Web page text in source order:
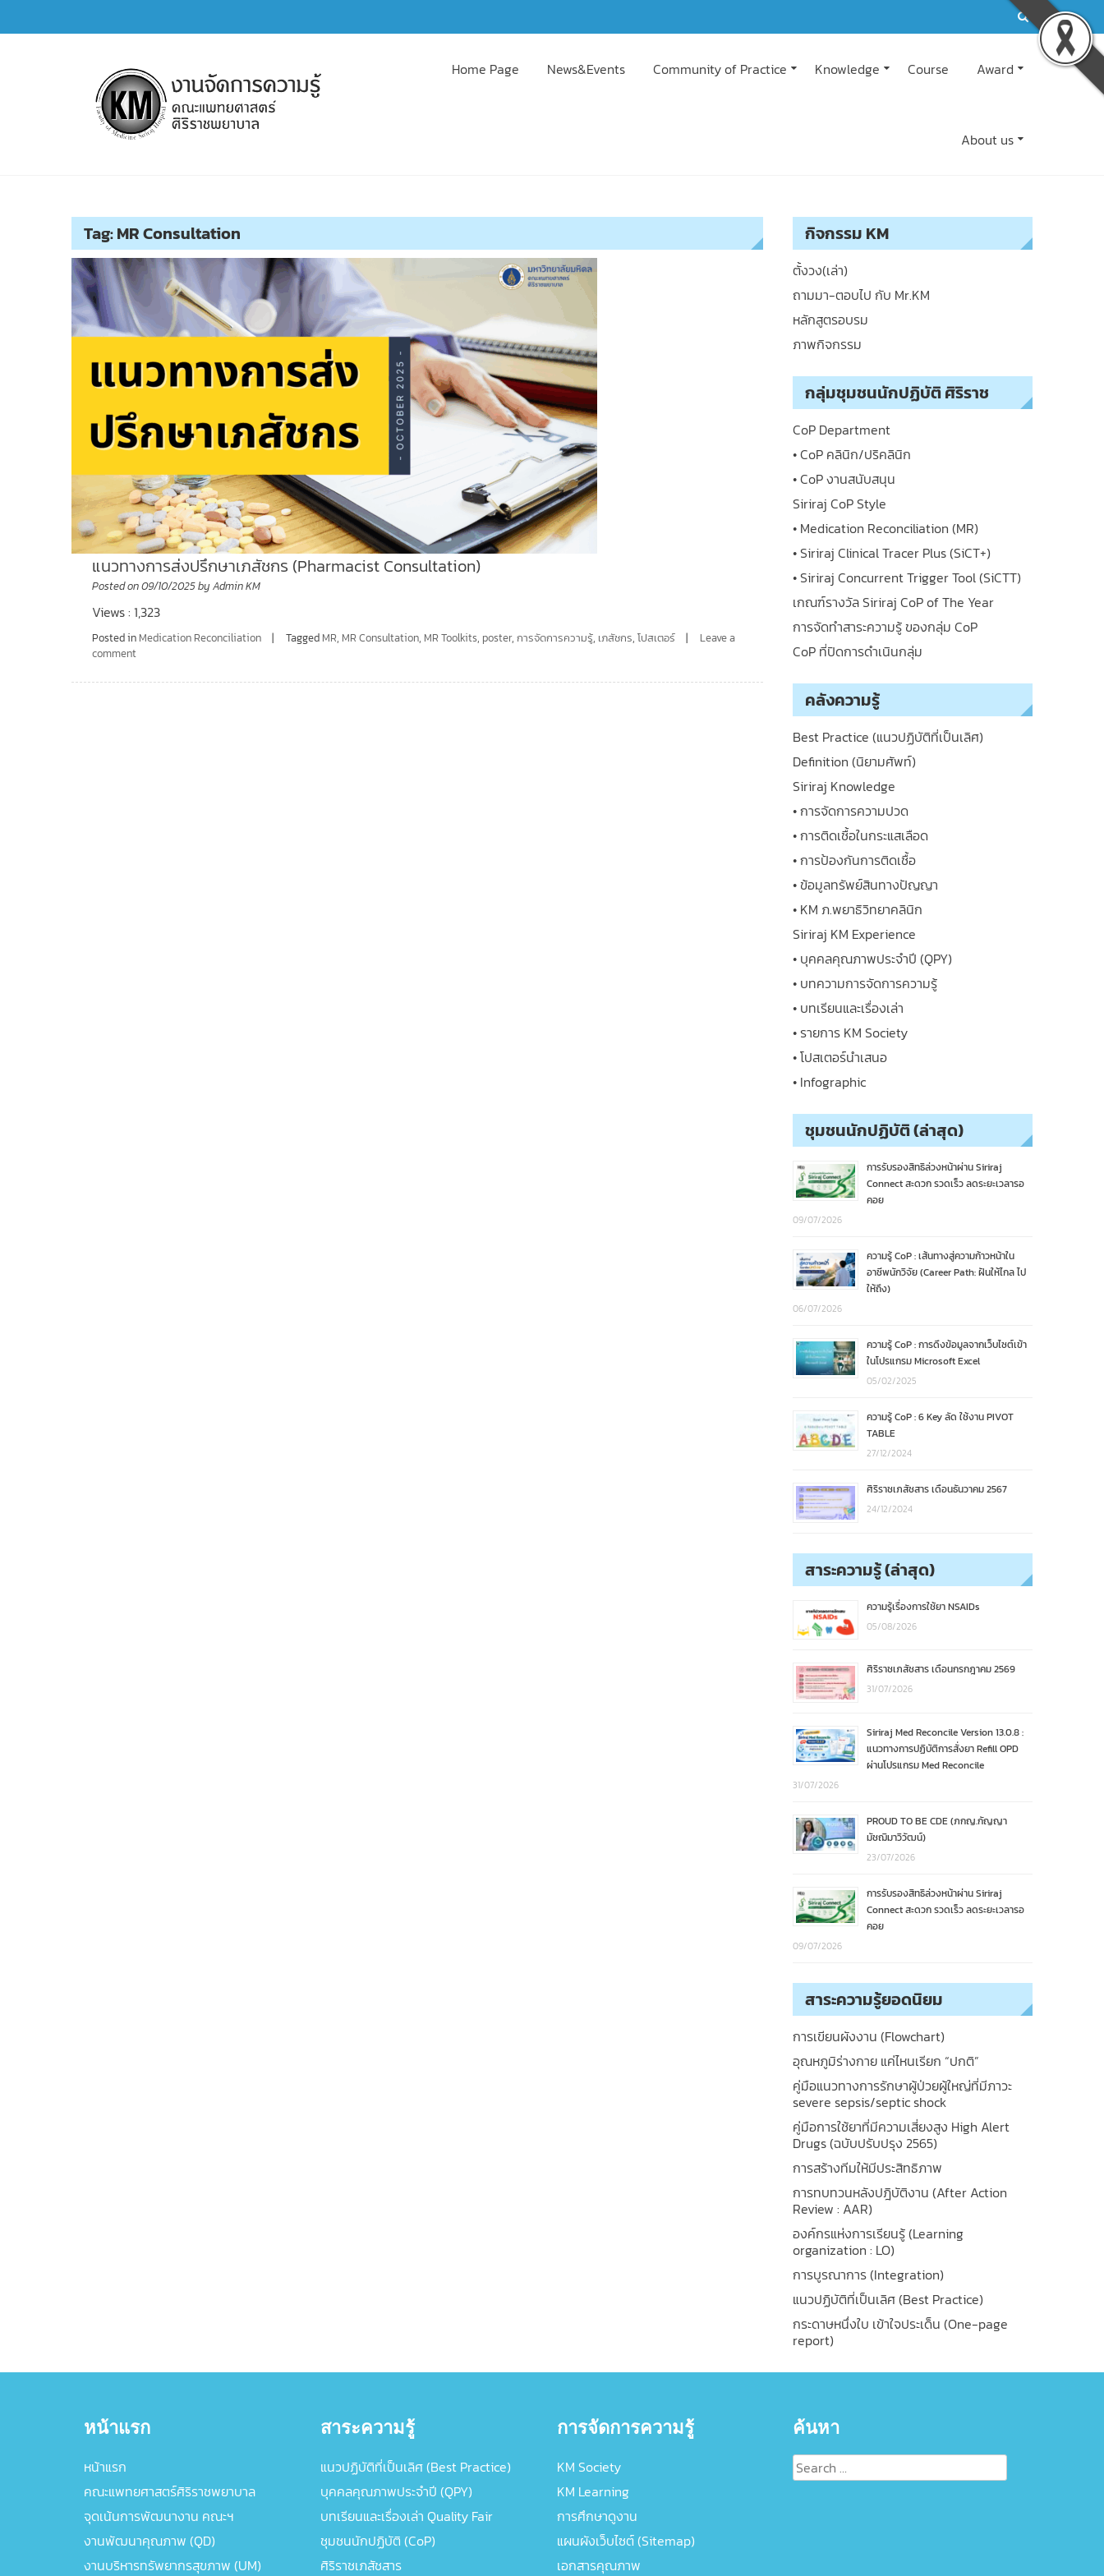
to
Home Page News&Events Community of Practice Knowledge Course Award
About us
Tag:MR Consultation
แนวทางการส่งปรึกษาเภสัชกร (Pharmacist Consultation)
Posted on09/10/2025byAdmin KM
Views : 1,323
Posted in Medication Reconciliation Tagged MR, MR Consultation, MR Toolkits, poster,การจัดการความรู้, เภสัชกร,โปสเตอร์
Leave a
comment
กิจกรรม KM
ตั้งวง(เล่า)
ถามมา-ตอบไป กับ Mr.KM
หลักสูตรอบรม
ภาพกิจกรรม
กลุ่มชุมชนนักปฏิบัติ ศิริราช
CoP Department
• CoP คลินิก/ปริคลินิก
• CoP งานสนับสนุน
Siriraj CoP Style
• Medication Reconciliation (MR)
• Siriraj Clinical Tracer Plus (SiCT+)
• Siriraj Concurrent Trigger Tool (SiCTT)
เกณฑ์รางวัล Siriraj CoP of The Year
การจัดทำสาระความรู้ ของกลุ่ม CoP
CoP ที่ปิดการดำเนินกลุ่ม
คลังความรู้
Best Practice (แนวปฏิบัติที่เป็นเลิศ)
Definition (นิยามศัพท์)
Siriraj Knowledge
• การจัดการความปวด
• การติดเชื้อในกระแสเลือด
• การป้องกันการติดเชื้อ
• ข้อมูลทรัพย์สินทางปัญญา
• KM ภ.พยาธิวิทยาคลินิก
Siriraj KM Experience
• บุคคลคุณภาพประจำปี (QPY)
• บทความการจัดการความรู้
• บทเรียนและเรื่องเล่า
• รายการ KM Society
• โปสเตอร์นำเสนอ
• Infographic
ชุมชนนักปฏิบัติ (ล่าสุด)
การรับรองสิทธิล่วงหน้าผ่าน Siriraj
Connect สะดวก รวดเร็ว ลดระยะเวลารอ
คอย
09/07/2026
ความรู้ CoP : เส้นทางสู่ความก้าวหน้าใน
อาชีพนักวิจัย (Career Path: ฝันให้ไกล ไป
ให้ถึง)
06/07/2026
ความรู้ CoP : การดึงข้อมูลจากเว็บไซต์เข้า
ในโปรแกรม Microsoft Excel
05/02/2025
ความรู้ CoP : 6 Key ลัด ใช้งาน PIVOT
TABLE
27/12/2024
ศิริราชเภสัชสาร เดือนธันวาคม 2567
24/12/2024
สาระความรู้ (ล่าสุด)
ความรู้เรื่องการใช้ยา NSAIDs
05/08/2026
ศิริราชเภสัชสาร เดือนกรกฎาคม 2569
31/07/2026
Siriraj Med Reconcile Version 13.0.8 :
แนวทางการปฏิบัติการสั่งยา Refill OPD
ผ่านโปรแกรม Med Reconcile
31/07/2026
PROUD TO BE CDE (ภกญ.กัญญา
มัชฌิมาวิวัฒน์)
23/07/2026
การรับรองสิทธิล่วงหน้าผ่าน Siriraj
Connect สะดวก รวดเร็ว ลดระยะเวลารอ
คอย
09/07/2026
สาระความรู้ยอดนิยม
การเขียนผังงาน (Flowchart)
อุณหภูมิร่างกาย แค่ไหนเรียก “ปกติ”
คู่มือแนวทางการรักษาผู้ป่วยผู้ใหญ่ที่มีภาวะ
severe sepsis/septic shock
คู่มือการใช้ยาที่มีความเสี่ยงสูง High Alert
Drugs (ฉบับปรับปรุง 2565)
การสร้างทีมให้มีประสิทธิภาพ
การทบทวนหลังปฎิบัติงาน (After Action
Review : AAR)
องค์กรแห่งการเรียนรู้ (Learning
organization : LO)
การบูรณาการ (Integration)
แนวปฏิบัติที่เป็นเลิศ (Best Practice)
กระดาษหนึ่งใบ เข้าใจประเด็น (One-page
report)
หน้าแรก
หน้าแรก
คณะแพทยศาสตร์ศิริราชพยาบาล
จุดเน้นการพัฒนางาน คณะฯ
งานพัฒนาคุณภาพ (QD)
งานบริหารทรัพยากรสุขภาพ (UM)
สาระความรู้
แนวปฏิบัติที่เป็นเลิศ (Best Practice)
บุคคลคุณภาพประจำปี (QPY)
บทเรียนและเรื่องเล่า Quality Fair
ชุมชนนักปฏิบัติ (CoP)
ศิริราชเภสัชสาร
การจัดการความรู้
KM Society
KM Learning
การศึกษาดูงาน
แผนผังเว็บไซต์ (Sitemap)
เอกสารคุณภาพ
ค้นหา
Search
for: